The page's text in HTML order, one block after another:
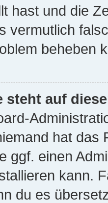
hast und die
vermutlich
beheben
steht auf
hat das
ggf. einen
kann.
du es